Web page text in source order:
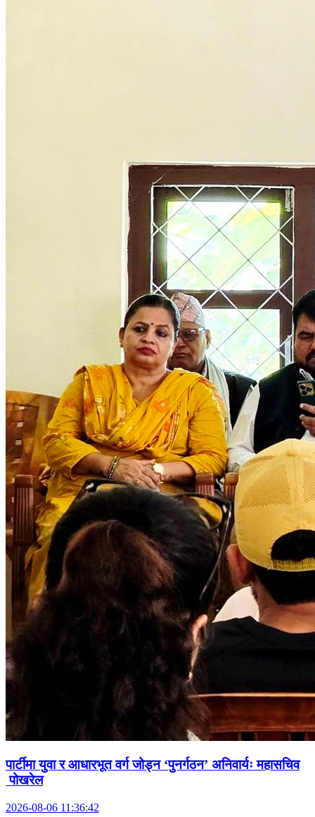
पार्टीमा युवा र आधारभूत वर्ग जोड्न ‘पुनर्गठन’ अनिवार्यः महासचिव
पोखरेल
2026-08-06 11:36:42